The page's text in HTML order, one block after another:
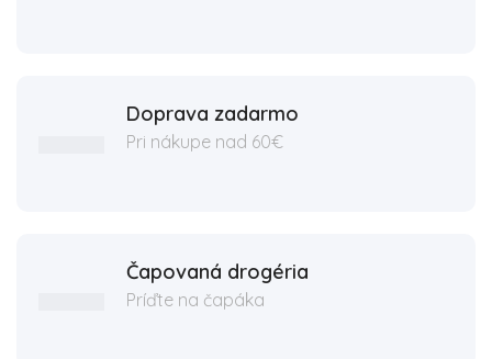
Doprava zadarmo
Pri nákupe nad 60€
Čapovaná drogéria
Príďte na čapáka